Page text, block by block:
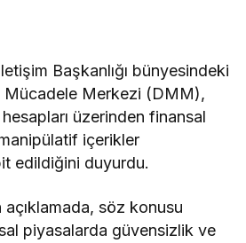
Başkanlığı bünyesindeki
Mücadele Merkezi (DMM),
üzerinden finansal
içerikler
edildiğini duyurdu.
açıklamada, söz konusu
piyasalarda güvensizlik ve